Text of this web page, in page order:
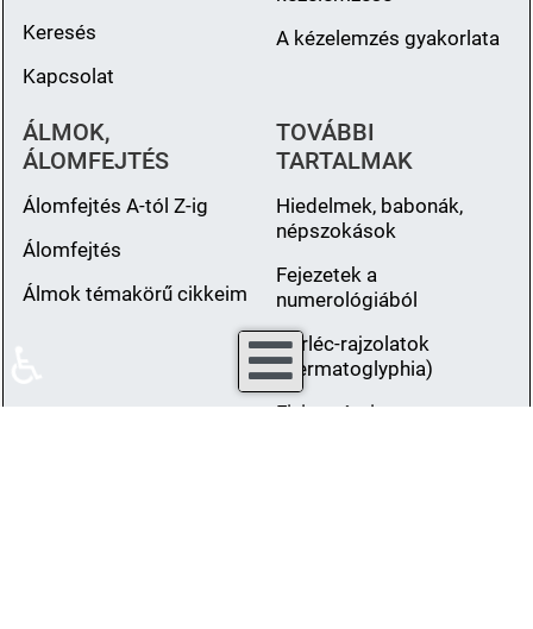
Keresés
Kapcsolat
A kézelemzés gyakorlata
ÁLMOK,
ÁLOMFEJTÉS
Álomfejtés A-tól Z-ig
Álomfejtés
Álmok témakörű cikkeim
TOVÁBBI
TARTALMAK
Hiedelmek, babonák,
népszokások
Fejezetek a
numerológiából
Bőrléc-rajzolatok
(Dermatoglyphia)
Fiziognómia -